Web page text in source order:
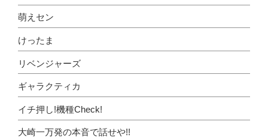
萌えセン
けったま
リベンジャーズ
ギャラクティカ
イチ押し!機種Check!
大崎一万発の本音で話せや!!